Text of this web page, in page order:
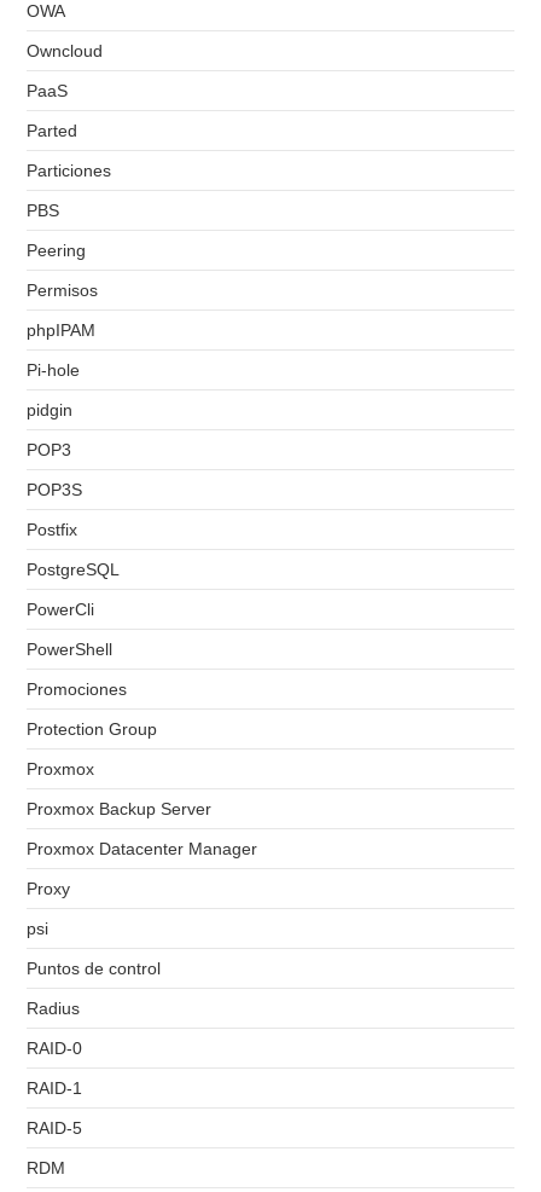
OWA
Owncloud
PaaS
Parted
Particiones
PBS
Peering
Permisos
phpIPAM
Pi-hole
pidgin
POP3
POP3S
Postfix
PostgreSQL
PowerCli
PowerShell
Promociones
Protection Group
Proxmox
Proxmox Backup Server
Proxmox Datacenter Manager
Proxy
psi
Puntos de control
Radius
RAID-0
RAID-1
RAID-5
RDM